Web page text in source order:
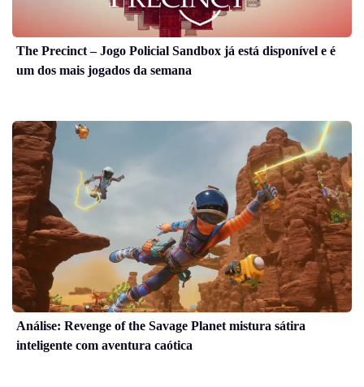
The Precinct – Jogo Policial Sandbox já está disponível e é
um dos mais jogados da semana
Análise: Revenge of the Savage Planet mistura sátira
inteligente com aventura caótica